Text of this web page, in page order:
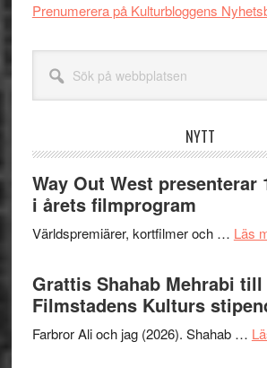
Prenumerera på Kulturbloggens
webbplatsen
NYTT
Way Out West presenterar
i årets filmprogram
Världspremiärer, kortfilmer och … Läs
Grattis Shahab Mehrabi till
Filmstadens Kulturs
Farbror Ali och jag (2026). Shahab …